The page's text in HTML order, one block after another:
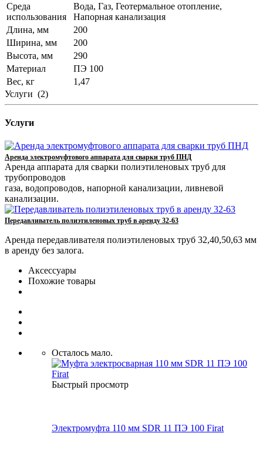
Среда
использования
Вода, Газ, Геотермальное отопление,
Напорная канализация
Длина, мм
200
Ширина, мм
200
Высота, мм
290
Материал
ПЭ 100
Вес, кг
1,47
Услуги (2)
Услуги
Аренда электромуфтового аппарата для сварки труб ПНД
Аренда аппарата для сварки полиэтиленовых труб для
трубопроводов
газа, водопроводов, напорной канализации, ливневой
канализации.
Передавливатель полиэтиленовых труб в аренду 32-63
Аренда передавливателя полиэтиленовых труб 32,40,50,63 мм
в аренду без залога.
Аксессуары
Похожие товары
Осталось мало.
Быстрый просмотр
Электромуфта 110 мм SDR 11 ПЭ 100 Firat